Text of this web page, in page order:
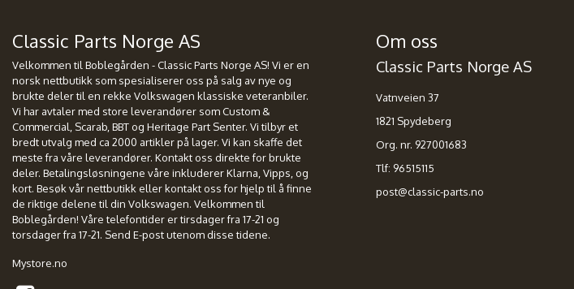
Classic Parts Norge AS
Velkommen til Boblegården - Classic Parts Norge AS! Vi er en
norsk nettbutikk som spesialiserer oss på salg av nye og
brukte deler til en rekke Volkswagen klassiske veteranbiler.
Vi har avtaler med store leverandører som Custom &
Commercial, Scarab, BBT og Heritage Part Senter. Vi tilbyr et
bredt utvalg med ca 2000 artikler på lager. Vi kan skaffe det
meste fra våre leverandører. Kontakt oss direkte for brukte
deler. Betalingsløsningene våre inkluderer Klarna, Vipps, og
kort. Besøk vår nettbutikk eller kontakt oss for hjelp til å finne
de riktige delene til din Volkswagen. Velkommen til
Boblegården! Våre telefontider er tirsdager fra 17-21 og
torsdager fra 17-21. Send E-post utenom disse tidene.
Mystore.no
Om oss
Classic Parts Norge AS
Vatnveien 37
1821 Spydeberg
Org. nr. 927001683
Tlf: 96515115
post@classic-parts.no